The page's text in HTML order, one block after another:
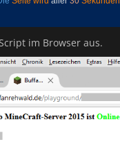
im Browser aus.